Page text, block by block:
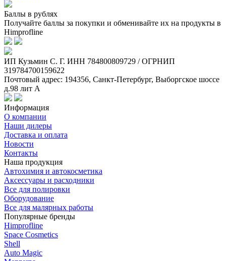
Баллы в рублях
Получайте баллы за покупки и обменивайте их на продукты в
Himprofline
ИП Кузьмин C. Г. ИНН 784800809729 / ОГРНИП
319784700159622
Почтовый адрес: 194356, Санкт-Петербург, Выборгское шоссе
д.98 лит А
Информация
О компании
Наши дилеры
Доставка и оплата
Новости
Контакты
Наша продукция
Автохимия и автокосметика
Аксессуары и расходники
Все для полировки
Оборудование
Все для малярных работы
Популярные бренды
Himprofline
Space Cosmetics
Shell
Auto Magic